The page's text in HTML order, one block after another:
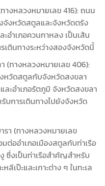
งหลวงหมายเลข 416): ถนน
จังหวัดสตูลและจังหวัดตรัง
ะอำเภอควนกาหลง เป็นเส้น
ดินทางระหว่างสองจังหวัดนี้
(ทางหลวงหมายเลข 406):
หวัดสตูลกับจังหวัดสงขลา
ละอำเภอรัตภูมิ จังหวัดสงขลา
บการเดินทางไปยังจังหวัด
า (ทางหลวงหมายเลข
ต่ออำเภอเมืองสตูลกับท่าเรือ
งู ซึ่งเป็นท่าเรือสำคัญสำหรับ
ลีเป๊ะและเกาะต่าง ๆ ในทะเล